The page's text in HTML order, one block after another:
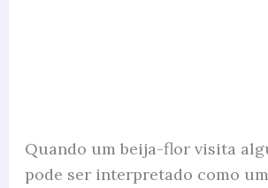
Quando um beija-flor visita
pode ser interpretado como